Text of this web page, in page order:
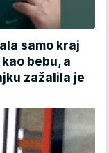
samo kraj
bebu, a
zažalila je